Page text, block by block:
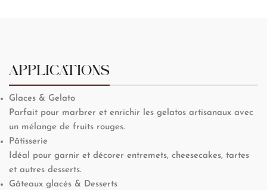
APPLICATIONS
Glaces & Gelato
Parfait pour marbrer et enrichir les gelatos artisanaux avec
un mélange de fruits rouges.
Pâtisserie
Idéal pour garnir et décorer entremets, cheesecakes, tartes
et autres desserts.
Gâteaux glacés & Desserts